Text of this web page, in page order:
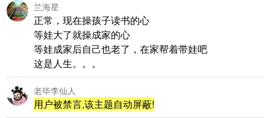
兰海星
正常，现在操孩子读书的心
等娃大了就操成家的心
等娃成家后自己也老了，在家帮着带娃吧
这是人生。。。
老毕李仙人
用户被禁言,该主题自动屏蔽!